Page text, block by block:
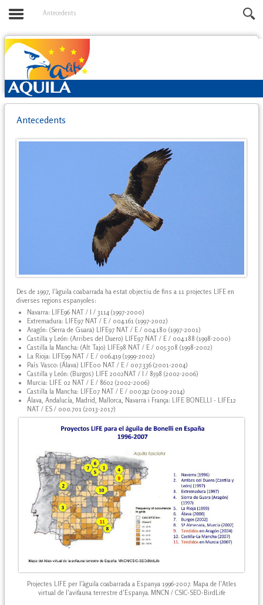
Antecedents
Antecedents
Des de 1997, l'àguila coabarrada ha estat objectiu de fins a 11 projectes LIFE en
diverses regions espanyoles:
Navarra: LIFE96 NAT / I / 3114 (1997-2000)
Extremadura: LIFE97 NAT / E / 004.161 (1997-2002)
Aragón: (Serra de Guara) LIFE97 NAT / E / 004.180 (1997-2001)
Castilla y León: (Arribes del Duero) LIFE97 NAT / E / 004.188 (1998-2000)
Castilla la Mancha: (Alt Tajo) LIFE98 NAT / E / 005.308 (1998-2002)
La Rioja: LIFE99 NAT / E / 006.419 (1999-2002)
País Vasco: (Álava) LIFE00 NAT / E / 007.336 (2001-2004)
Castilla y León: (Burgos) LIFE 2002NAT / I / 8598 (2002-2006)
Murcia: LIFE 02 NAT / E / 8602 (2002-2006)
Castilla la Mancha: LIFE07 NAT / E / 000742 (2009-2014)
Álava, Andalucía, Madrid, Mallorca, Navarra i França: LIFE BONELLI - LIFE12
NAT / ES / 000.701 (2013-2017)
Projectes LIFE per l'àguila coabarrada a Espanya 1996-2007. Mapa de l'Atles
virtual de l'avifauna terrestre d'Espanya. MNCN / CSIC-SEO-BirdLife